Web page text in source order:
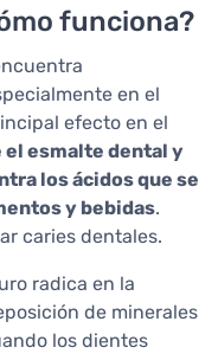
funciona?
en el
efecto en el
esmalte dental y
los ácidos que se
y bebidas.
caries dentales.
radica en la
de minerales
los dientes